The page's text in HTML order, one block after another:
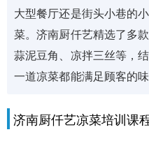
大型餐厅还是街头小巷的
菜。济南厨仟艺精选了多
蒜泥豆角、凉拌三丝等，
一道凉菜都能满足顾客的味
济南厨仟艺凉菜培训课